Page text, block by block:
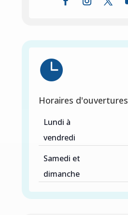

Horaires d'ouvertures
Lundi à
vendredi
Samedi et
dimanche